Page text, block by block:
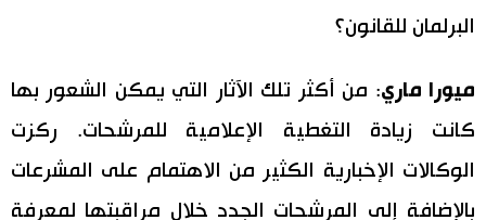
البرلمان للقانون؟
ميورا ماري: من أكثر تلك الآثار التي يمكن الشعور بها
كانت زيادة التغطية الإعلامية للمرشحات. ركزت
الوكالات الإخبارية الكثير من الاهتمام على المشرعات
بالإضافة إلى المرشحات الجدد خلال مراقبتها لمعرفة